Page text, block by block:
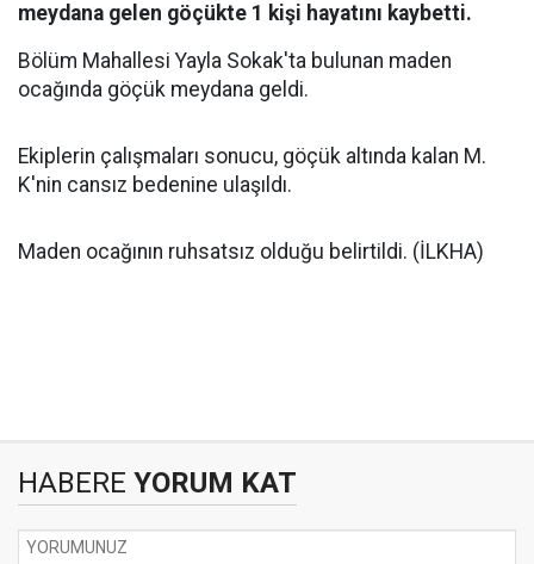
meydana gelen göçükte 1 kişi hayatını kaybetti.
Bölüm Mahallesi Yayla Sokak'ta bulunan maden
ocağında göçük meydana geldi.
Ekiplerin çalışmaları sonucu, göçük altında kalan M.
K'nin cansız bedenine ulaşıldı.
Maden ocağının ruhsatsız olduğu belirtildi. (İLKHA)
HABERE YORUM KAT